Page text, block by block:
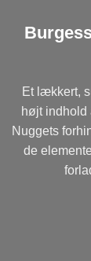
Et lækkert,
højt indhold
Nuggets
de